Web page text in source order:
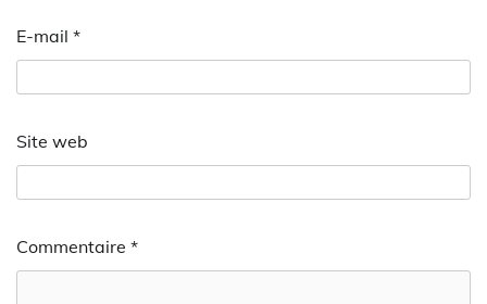
E-mail *
Site web
Commentaire *